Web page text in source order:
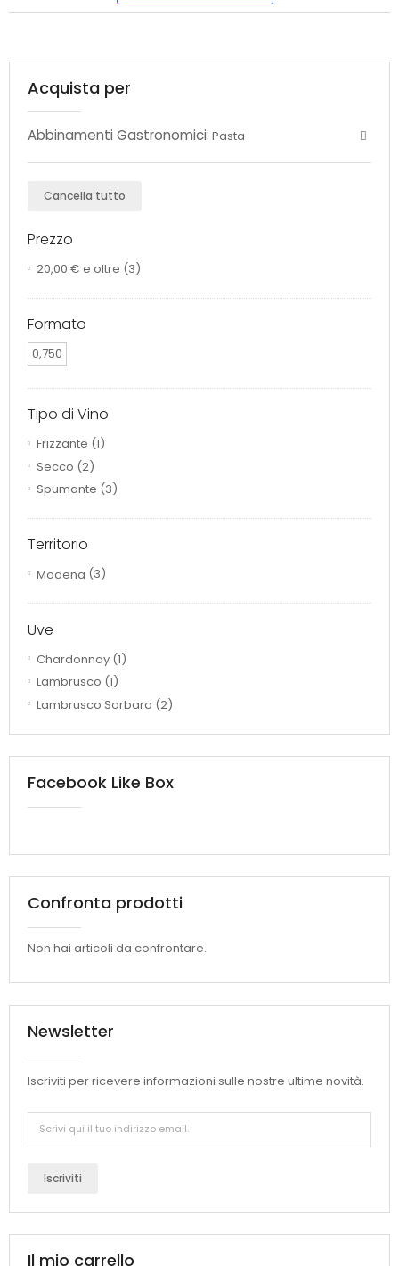
Acquista per
Abbinamenti Gastronomici: Pasta
Cancella tutto
Prezzo
20,00 € e oltre (3)
Formato
0,750
Tipo di Vino
Frizzante (1)
Secco (2)
Spumante (3)
Territorio
Modena (3)
Uve
Chardonnay (1)
Lambrusco (1)
Lambrusco Sorbara (2)
Facebook Like Box
Confronta prodotti
Non hai articoli da confrontare.
Newsletter
Iscriviti per ricevere informazioni sulle nostre ultime novità.
Iscriviti
Il mio carrello